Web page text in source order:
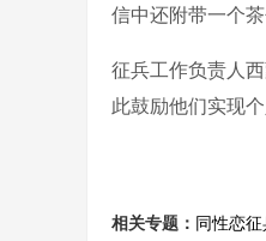
信中还附带一个
征兵工作负责人
此鼓励他们实现
相关专题： 同性恋